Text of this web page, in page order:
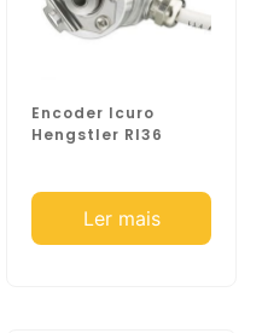
Encoder Icuro
Hengstler RI36
Ler mais